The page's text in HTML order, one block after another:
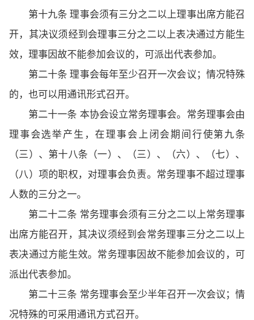
第十九条 理事会须有三分之二以上理事出席方能召
开，其决议须经到会理事三分之二以上表决通过方能生
效，理事因故不能参加会议的，可派出代表参加。
第二十条 理事会每年至少召开一次会议；情况特殊
的，也可以用通讯形式召开。
第二十一条 本协会设立常务理事会。常务理事会由
理事会选举产生，在理事会上闭会期间行使第九条
（三）、第十八条（一）、（三）、（六）、（七）、
（八）项的职权，对理事会负责。常务理事不超过理事
人数的三分之一。
第二十二条 常务理事会须有三分之二以上常务理事
出席方能召开，其决议须经到会常务理事三分之二以上
表决通过方能生效。常务理事因故不能参加会议的，可
派出代表参加。
第二十三条 常务理事会至少半年召开一次会议；情
况特殊的可采用通讯方式召开。